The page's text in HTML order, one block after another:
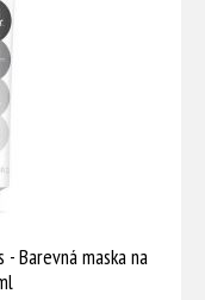
Barevná maska na